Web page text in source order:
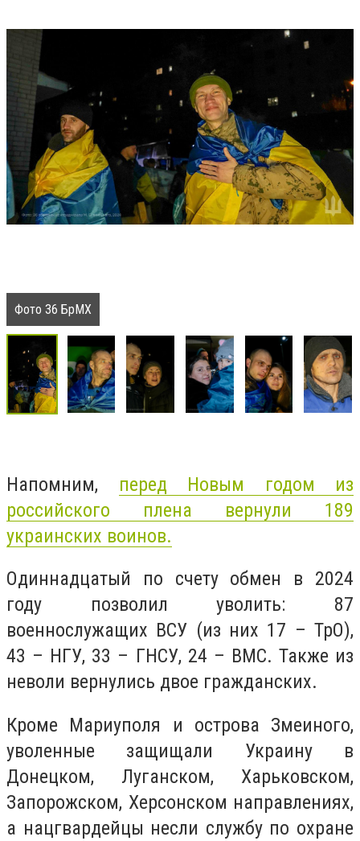
Фото 36 БрМХ
Напомним, перед Новым годом из
российского плена вернули 189
украинских воинов.
Одиннадцатый по счету обмен в 2024
году позволил уволить: 87
военнослужащих ВСУ (из них 17 – ТрО),
43 – НГУ, 33 – ГНСУ, 24 – ВМС. Также из
неволи вернулись двое гражданских.
Кроме Мариуполя и острова Змеиного,
уволенные защищали Украину в
Донецком, Луганском, Харьковском,
Запорожском, Херсонском направлениях,
а нацгвардейцы несли службу по охране